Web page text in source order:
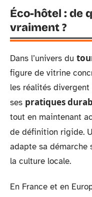
Éco-hôtel : de
vraiment ?
Dans l’univers du
figure de vitrine
les réalités divergent
ses pratiques
tout en maintenant
de définition rigide.
adapte sa démarche
la culture locale.
En France et en